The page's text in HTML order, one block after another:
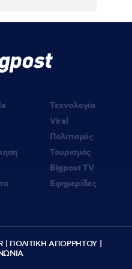
Τεχνολογία
Viral
Πολιτισμός
Τουρισμός
Bigpost TV
Εφημερίδες
| ΠΟΛΙΤΙΚΗ ΑΠΟΡΡΗΤΟΥ|